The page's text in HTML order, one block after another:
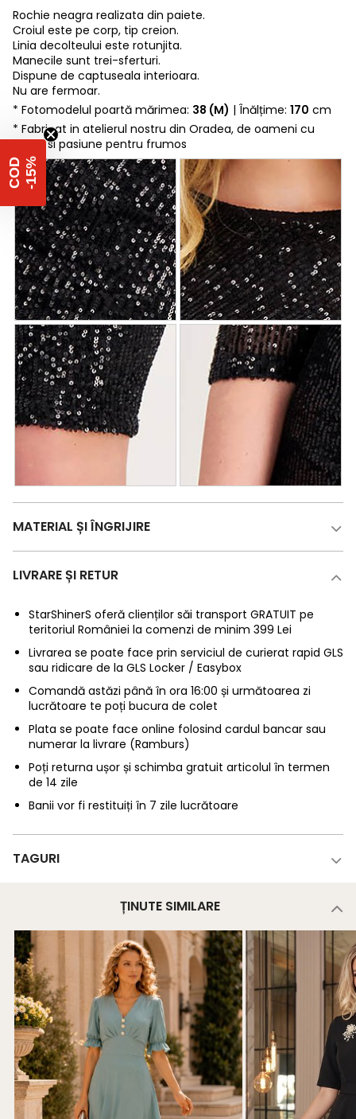
Rochie neagra realizata din paiete.
Croiul este pe corp, tip creion.
Linia decolteului este rotunjita.
Manecile sunt trei-sferturi.
Dispune de captuseala interioara.
Nu are fermoar.
* Fotomodelul poartă mărimea: 38 (M) | Înălțime: 170 cm
* Fabricat in atelierul nostru din Oradea, de oameni cu
suflet si pasiune pentru frumos
MATERIAL ȘI ÎNGRIJIRE
LIVRARE ȘI RETUR
StarShinerS oferă clienților săi transport GRATUIT pe
teritoriul României la comenzi de minim 399 Lei
Livrarea se poate face prin serviciul de curierat rapid GLS
sau ridicare de la GLS Locker / Easybox
Comandă astăzi până în ora 16:00 și următoarea zi
lucrătoare te poți bucura de colet
Plata se poate face online folosind cardul bancar sau
numerar la livrare (Ramburs)
Poți returna ușor și schimba gratuit articolul în termen
de 14 zile
Banii vor fi restituiți în 7 zile lucrătoare
TAGURI
ȚINUTE SIMILARE
C
O
D
-
1
5 %